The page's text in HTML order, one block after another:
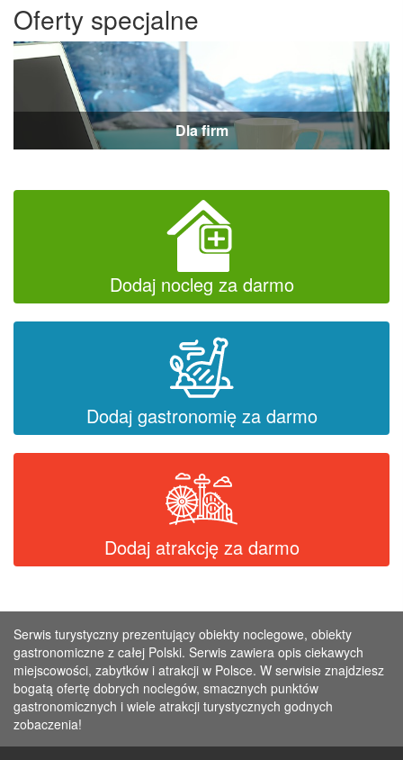
Oferty specjalne
Dla firm
Dodaj nocleg za darmo
Dodaj gastronomię za darmo
Dodaj atrakcję za darmo
Serwis turystyczny prezentujący obiekty noclegowe, obiekty
gastronomiczne z całej Polski. Serwis zawiera opis ciekawych
miejscowości, zabytków i atrakcji w Polsce. W serwisie znajdziesz
bogatą ofertę dobrych noclegów, smacznych punktów
gastronomicznych i wiele atrakcji turystycznych godnych
zobaczenia!